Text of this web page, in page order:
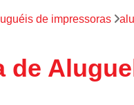
de impressoras
de